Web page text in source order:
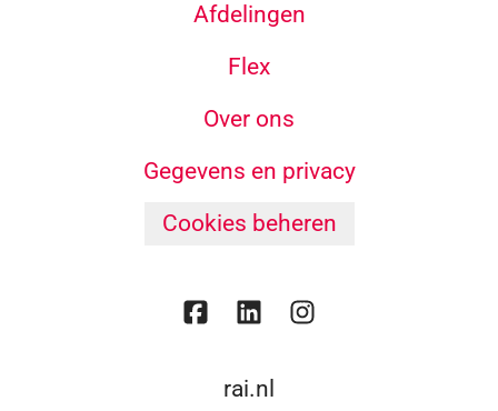
Afdelingen
Flex
Over ons
Gegevens en privacy
Cookies beheren
rai.nl